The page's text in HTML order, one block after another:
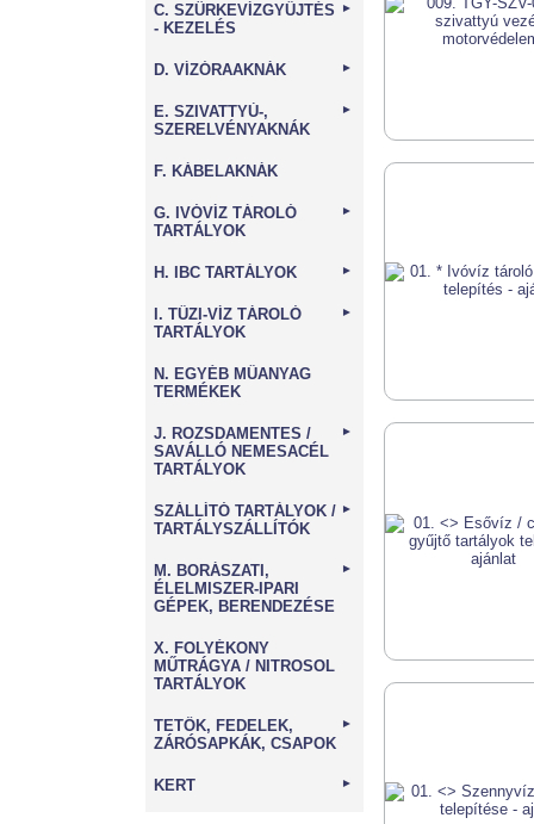
C. SZÜRKEVÍZGYŰJTÉS
- KEZELÉS
►
D. VÍZÓRAAKNÁK ►
E. SZIVATTYÚ-,
SZERELVÉNYAKNÁK
►
F. KÁBELAKNÁK
G. IVÓVÍZ TÁROLÓ
TARTÁLYOK
►
H. IBC TARTÁLYOK ►
I. TŰZI-VÍZ TÁROLÓ
TARTÁLYOK
►
N. EGYÉB MŰANYAG
TERMÉKEK
J. ROZSDAMENTES /
SAVÁLLÓ NEMESACÉL
TARTÁLYOK
►
SZÁLLÍTÓ TARTÁLYOK /
TARTÁLYSZÁLLÍTÓK
►
M. BORÁSZATI,
ÉLELMISZER-IPARI
GÉPEK, BERENDEZÉSE
►
X. FOLYÉKONY
MŰTRÁGYA / NITROSOL
TARTÁLYOK
TETŐK, FEDELEK,
ZÁRÓSAPKÁK, CSAPOK
►
KERT ►